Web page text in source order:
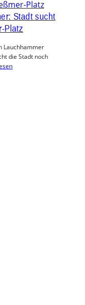
Stadt sucht
Platz
Lauchhammer
die Stadt noch